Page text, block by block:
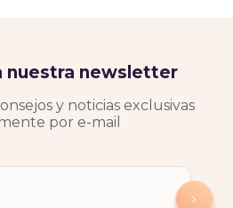
nuestra newsletter
y noticias exclusivas
por e-mail